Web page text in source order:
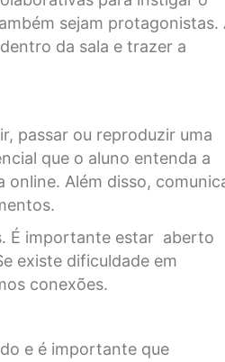
sejam protagonistas.
da sala e trazer a
passar ou reproduzir uma
que o aluno entenda a
online. Além disso,
É importante estar aberto
existe dificuldade em
conexões.
e é importante que